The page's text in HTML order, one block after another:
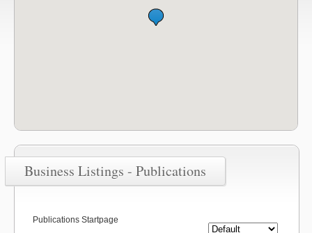
Business Listings - Publications
Publications Startpage